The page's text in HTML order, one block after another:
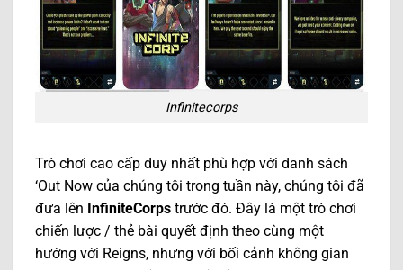
Infinitecorps
Trò chơi cao cấp duy nhất phù hợp với danh sách
‘Out Now của chúng tôi trong tuần này, chúng tôi đã
đưa lên InfiniteCorps trước đó. Đây là một trò chơi
chiến lược / thẻ bài quyết định theo cùng một
hướng với Reigns, nhưng với bối cảnh không gian